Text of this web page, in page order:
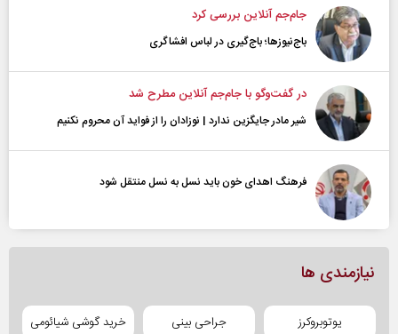
جام‌جم آنلاین بررسی کرد
باج‌نیوزها؛ باج‌گیری در لباس افشاگری
در گفت‌و‌گو با جام‌جم آنلاین مطرح شد
شیر مادر جایگزین ندارد | نوزادان را از فواید آن محروم نکنیم
فرهنگ اهدای خون باید نسل به نسل منتقل شود
نیازمندی ها
یوتوبروکرز جراحی بینی خرید گوشی شیائومی